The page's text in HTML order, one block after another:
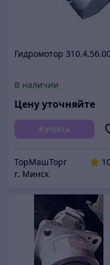
Гидромотор
В наличии
Цену уточняйте
Купить
ТорМашТорг
г. Минск